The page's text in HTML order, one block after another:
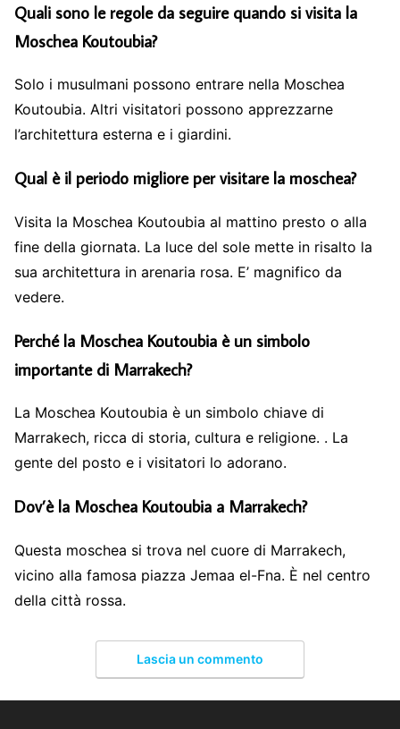
Quali sono le regole da seguire quando si visita la
Moschea Koutoubia?
Solo i musulmani possono entrare nella Moschea
Koutoubia. Altri visitatori possono apprezzarne
l’architettura esterna e i giardini.
Qual è il periodo migliore per visitare la moschea?
Visita la Moschea Koutoubia al mattino presto o alla
fine della giornata. La luce del sole mette in risalto la
sua architettura in arenaria rosa. E’ magnifico da
vedere.
Perché la Moschea Koutoubia è un simbolo
importante di Marrakech?
La Moschea Koutoubia è un simbolo chiave di
Marrakech, ricca di storia, cultura e religione. . La
gente del posto e i visitatori lo adorano.
Dov’è la Moschea Koutoubia a Marrakech?
Questa moschea si trova nel cuore di Marrakech,
vicino alla famosa piazza Jemaa el-Fna. È nel centro
della città rossa.
Lascia un commento